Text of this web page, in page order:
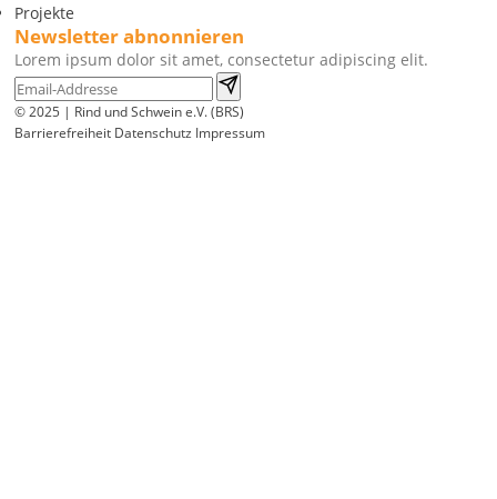
Projekte
Newsletter abnonnieren
Lorem ipsum dolor sit amet, consectetur adipiscing elit.
© 2025 | Rind und Schwein e.V. (BRS)
Barrierefreiheit Datenschutz Impressum